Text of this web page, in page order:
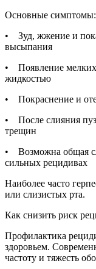
Основные симптомы:
• Зуд, жжение и
высыпания
• Появление мелких
жидкостью
• Покраснение и
• После слияния
трещин
• Возможна общая
сильных рецидивах
Наиболее часто
или слизистых рта.
Как снизить риск
Профилактика
здоровьем.
частоту и тяжесть